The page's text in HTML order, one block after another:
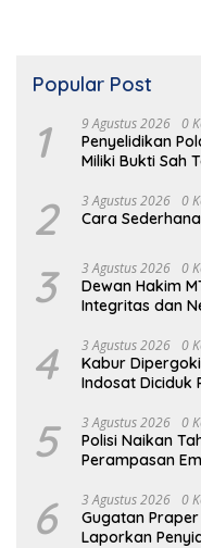
Popular Post
1 9 Agustus 2026 0
Penyelidikan
Miliki Bukti Sah
2 3 Agustus 2026 0
Cara
3 3 Agustus 2026 0
Dewan Hakim
Integritas dan
4 3 Agustus 2026 0
Kabur
Indosat Diciduk
5 3 Agustus 2026 0
Polisi Naikan
Perampasan
6 3 Agustus 2026 0
Gugatan
Laporkan